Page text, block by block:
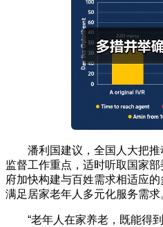
潘利国建议，全国人大把
监督工作重点，适时听取国家
府加快构建与百姓需求相适应
满足居家老年人多元化服务需求
“老年人在家养老，既能得